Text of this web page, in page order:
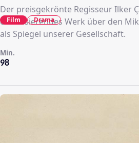
Der preisgekrönte Regisseur Ilker
elektrisierendes Werk über den
als Spiegel unserer Gesellschaft.
98
Min.
Film Drama